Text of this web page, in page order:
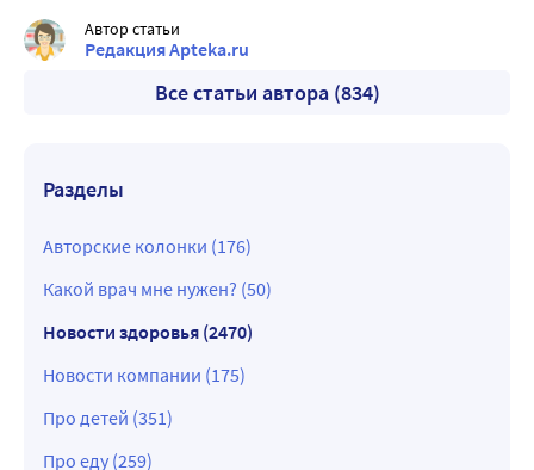
Автор статьи
Редакция Apteka.ru
Все статьи автора (834)
Разделы
Авторские колонки (176)
Какой врач мне нужен? (50)
Новости здоровья (2470)
Новости компании (175)
Про детей (351)
Про еду (259)